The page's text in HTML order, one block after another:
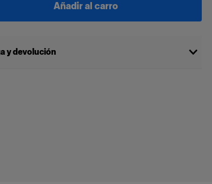
Añadir al carro
y devolución